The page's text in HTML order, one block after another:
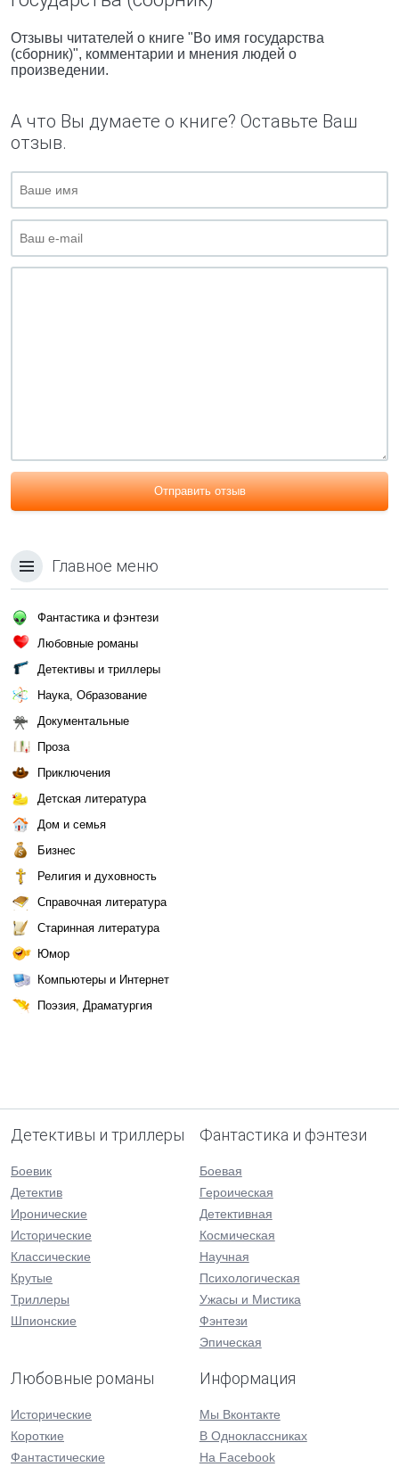
Отзывы читателей о книге "Во имя государства
(сборник)", комментарии и мнения людей о
произведении.
А что Вы думаете о книге? Оставьте Ваш
отзыв.
Отправить отзыв
Главное меню
Фантастика и фэнтези
Любовные романы
Детективы и триллеры
Наука, Образование
Документальные
Проза
Приключения
Детская литература
Дом и семья
Бизнес
Религия и духовность
Справочная литература
Старинная литература
Юмор
Компьютеры и Интернет
Поэзия, Драматургия
Детективы и триллеры
Боевик
Детектив
Иронические
Исторические
Классические
Крутые
Триллеры
Шпионские
Фантастика и фэнтези
Боевая
Героическая
Детективная
Космическая
Научная
Психологическая
Ужасы и Мистика
Фэнтези
Эпическая
Любовные романы
Исторические
Короткие
Фантастические
Информация
Мы Вконтакте
В Одноклассниках
На Facebook